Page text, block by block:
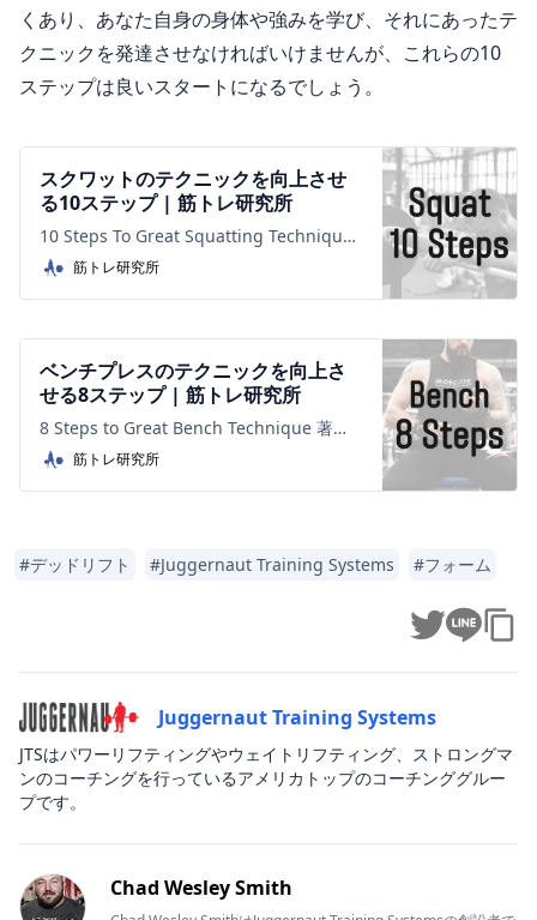
くあり、あなた自身の身体や強みを学び、それにあったテ
クニックを発達させなければいけませんが、これらの10
ステップは良いスタートになるでしょう。
スクワットのテクニックを向上させ
る10ステップ | 筋トレ研究所
10 Steps To Great Squatting Technique
著者：Chad Wesley Smith 執筆日：2014-
8-20 (2020-3-1訳) 本記事は、Juggernaut
Training ...
筋トレ研究所
ベンチプレスのテクニックを向上さ
せる8ステップ | 筋トレ研究所
8 Steps to Great Bench Technique 著
者：Chad Wesley Smith 執筆日：2014-9-
24 (2020-3-3訳) 本記事は、Juggernaut
Training Syste ...
筋トレ研究所
#デッドリフト #Juggernaut Training Systems #フォーム
Juggernaut Training Systems
JTSはパワーリフティングやウェイトリフティング、ストロングマ
ンのコーチングを行っているアメリカトップのコーチンググルー
プです。
Chad Wesley Smith